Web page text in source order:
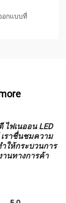
อกแบบที่
ฟเนออน LED
ราชื่นชมความ
ให้กระบวนการ
านทางการค้า